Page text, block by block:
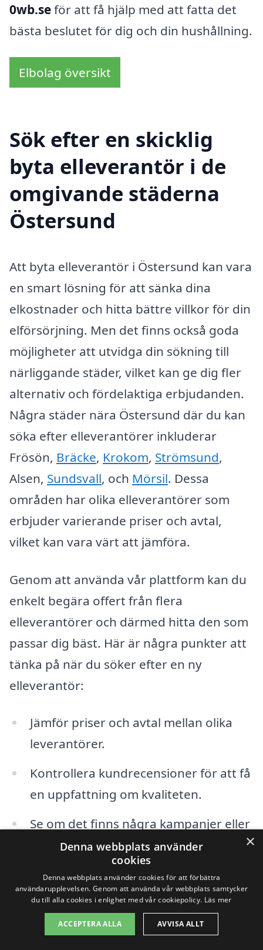
0wb.seför att få hjälp med att fatta det
bästa beslutet för dig och din hushållning.
Elbolag översikt
Sök efter en skicklig
byta elleverantör i de
omgivande städerna
Östersund
Att byta elleverantör i Östersund kan vara
en smart lösning för att sänka dina
elkostnader och hitta bättre villkor för din
elförsörjning. Men det finns också goda
möjligheter att utvidga din sökning till
närliggande städer, vilket kan ge dig fler
alternativ och fördelaktiga erbjudanden.
Några städer nära Östersund där du kan
söka efter elleverantörer inkluderar
Frösön, Bräcke, Krokom, Strömsund,
Alsen, Sundsvall, och Mörsil. Dessa
områden har olika elleverantörer som
erbjuder varierande priser och avtal,
vilket kan vara värt att jämföra.
Genom att använda vår plattform kan du
enkelt begära offert från flera
elleverantörer och därmed hitta den som
passar dig bäst. Här är några punkter att
tänka på när du söker efter en ny
elleverantör:
Jämför priser och avtal mellan olika
leverantörer.
Kontrollera kundrecensioner för att få
en uppfattning om kvaliteten.
Se om det finns några kampanjer eller
rabatter för nya kunder.
Undersök miljövänliga alternativ om
du är intresserad av grön energi.
Välj en leverantör som erbjuder bra
×
Denna webbplats använder
cookies
Denna webbplats använder cookies för att förbättra
användarupplevelsen. Genom att använda vår webbplats samtycker
du till alla cookies i enlighet med vår cookiepolicy. Läs mer
ACCEPTERA ALLA AVVISA ALLT